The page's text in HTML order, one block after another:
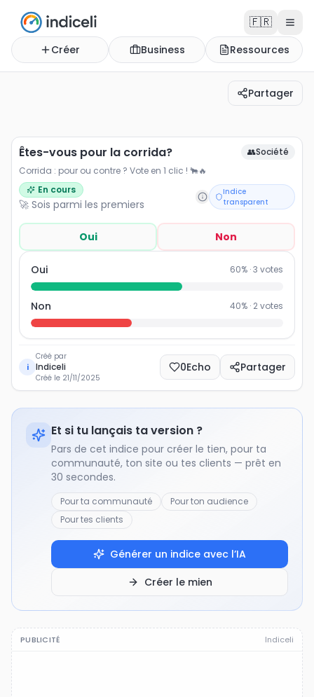
🇫🇷
Créer Business Ressources
Partager
Êtes-vous pour la corrida?
Corrida : pour ou contre ? Vote en 1 clic ! 🐂🔥
Êtes-vous pour la corrida? 👥Société
Corrida : pour ou contre ? Vote en 1 clic ! 🐂🔥
En cours
🚀 Sois parmi les premiers
Indice
transparent
Oui Non
Oui 60% ·3 votes
Non 40% · 2votes
i
Créé par
Indiceli
Créé le 21/11/2025
0Echo Partager
Et si tu lançais ta version ?
Pars de cet indice pour créer le tien, pour ta
communauté, ton site ou tes clients — prêt en
30 secondes.
Pour ta communauté
Pour ton audience
Pour tes clients
Générer un indice avec l’IA
Créer le mien
PUBLICITÉ Indiceli